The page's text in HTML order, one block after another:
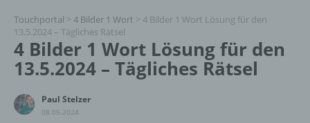
Touchportal > 4 Bilder 1 Wort > 4 Bilder 1 Wort Lösung für den
13.5.2024 – Tägliches Rätsel
4 Bilder 1 Wort Lösung für den
13.5.2024 – Tägliches Rätsel
Paul Stelzer
08.05.2024